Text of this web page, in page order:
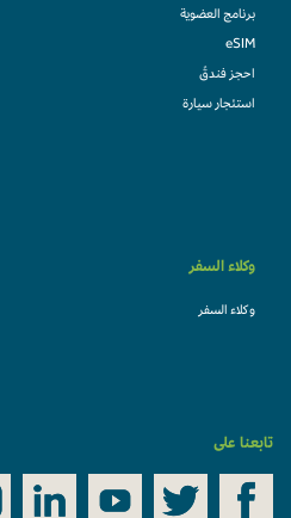
برنامج العضوية
eSIM
احجز فندقً
استئجار سيارة
وكلاء السفر
وكلاء السفر
تابعنا على